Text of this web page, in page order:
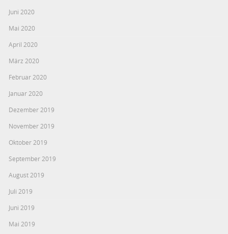
Juni 2020
Mai 2020
April 2020
März 2020
Februar 2020
Januar 2020
Dezember 2019
November 2019
Oktober 2019
September 2019
August 2019
Juli 2019
Juni 2019
Mai 2019